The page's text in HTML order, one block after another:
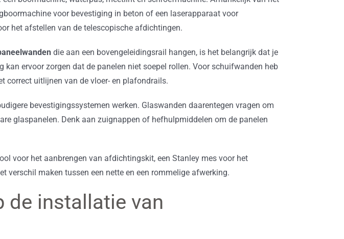
voor bevestiging in beton of een laserapparaat voor
het afstellen van de telescopische afdichtingen.
die aan een bovengeleidingsrail hangen, is het belangrijk dat je
ervoor zorgen dat de panelen niet soepel rollen. Voor schuifwanden heb
correct uitlijnen van de vloer- en plafondrails.
bevestigingssystemen werken. Glaswanden daarentegen vragen om
glaspanelen. Denk aan zuignappen of hefhulpmiddelen om de panelen
voor het aanbrengen van afdichtingskit, een Stanley mes voor het
verschil maken tussen een nette en een rommelige afwerking.
de installatie van